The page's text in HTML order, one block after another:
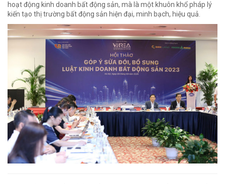
hoạt động kinh doanh bất động sản, mà là một khuôn khổ pháp lý
kiến tạo thị trường bất động sản hiện đại, minh bạch, hiệu quả.